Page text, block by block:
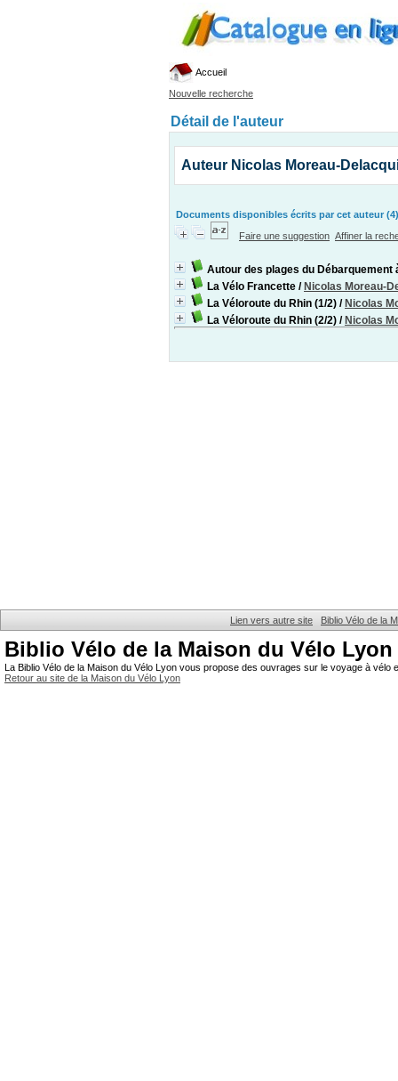
Accueil
Nouvelle recherche
Détail de l'auteur
Auteur Nicolas Moreau-
Documents disponibles écrits par cet auteur (4)
Faire une suggestion Affiner la
Autour des plages du Débarquement
La Vélo Francette / Nicolas Moreau-
La Véloroute du Rhin (1/2) / Nicolas
La Véloroute du Rhin (2/2) / Nicolas
Lien vers autre site Biblio Vélo de la
Biblio Vélo de la Maison du Vélo Lyon
La Biblio Vélo de la Maison du Vélo Lyon vous propose des ouvrages sur le voyage à
Retour au site de la Maison du Vélo Lyon